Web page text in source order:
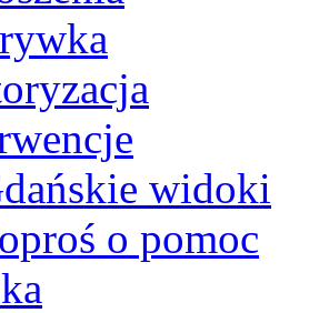
widoki
o pomoc